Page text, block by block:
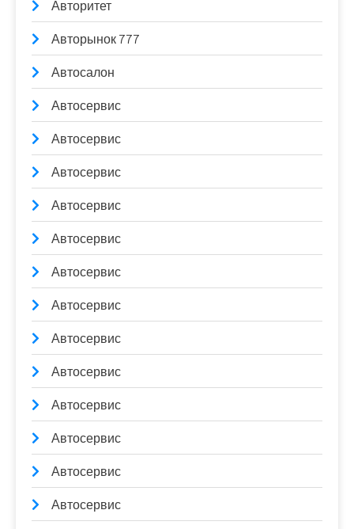
Авторитет
Авторынок 777
Автосалон
Автосервис
Автосервис
Автосервис
Автосервис
Автосервис
Автосервис
Автосервис
Автосервис
Автосервис
Автосервис
Автосервис
Автосервис
Автосервис